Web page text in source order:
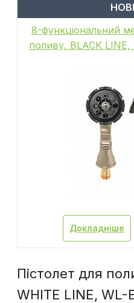
8-функціональний
поливу, BLACK
Докладніше
Пістолет для
WHITE LINE, WL-